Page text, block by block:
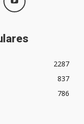
2287
837
786